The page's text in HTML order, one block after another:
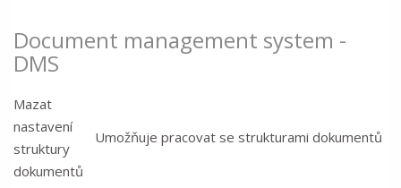
Document management system -
DMS
Mazat
nastavení
struktury
dokumentů
Umožňuje pracovat se strukturami dokumentů